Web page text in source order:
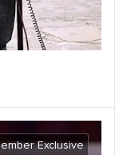
Exclusive